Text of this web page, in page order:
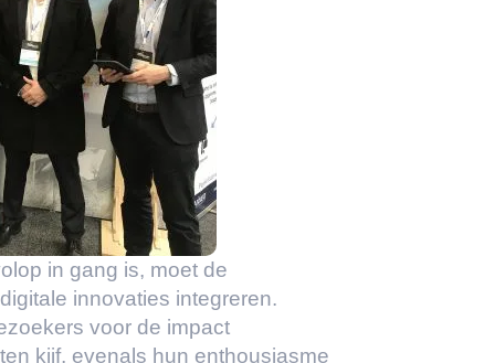
in gang is, moet de
innovaties integreren.
voor de impact
kijf, evenals hun enthousiasme